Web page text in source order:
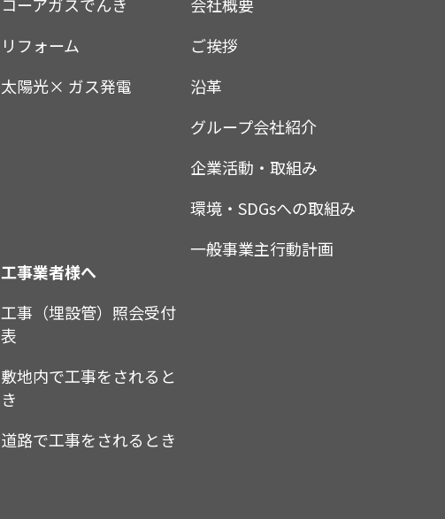
リフォーム
太陽光× ガス発電
ご挨拶
沿革
グループ会社紹介
企業活動・取組み
環境・SDGsへの取組み
一般事業主行動計画
工事業者様へ
工事（埋設管）照会受付
表
敷地内で工事をされると
き
道路で工事をされるとき